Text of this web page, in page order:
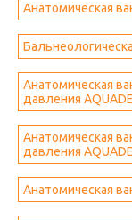
Анатомическая
Анатомическая
давления
Анатомическая
давления
Анатомическая